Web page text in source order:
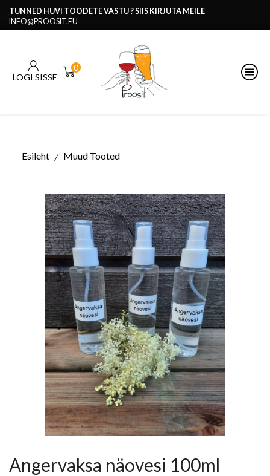
TUNNED HUVI TOODETE VASTU ? SIIS KIRJUTA MEILE
INFO@PROOSIT.EU
LOGI SISSE
0
Esileht / Muud Tooted
Angervaksa näovesi 100ml